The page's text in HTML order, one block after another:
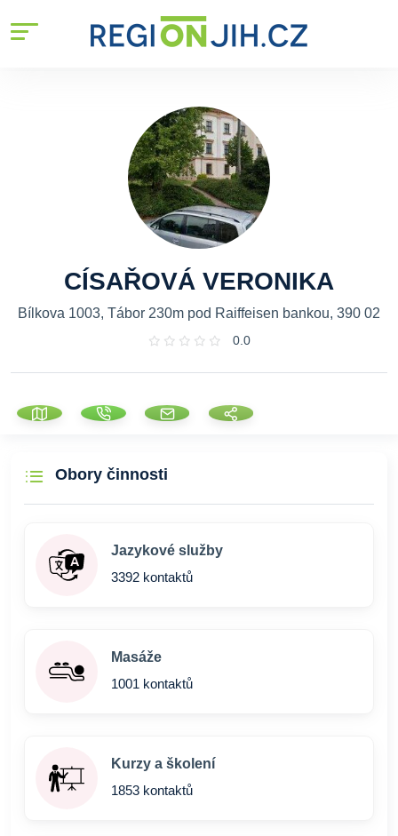
CÍSAŘOVÁ VERONIKA
Bílkova 1003, Tábor 230m pod Raiffeisen bankou, 390 02
0.0
Obory činnosti
Jazykové služby
3392 kontaktů
Masáže
1001 kontaktů
Kurzy a školení
1853 kontaktů